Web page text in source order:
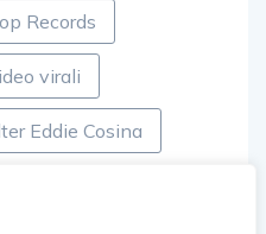
Records
virali
Eddie Cosina